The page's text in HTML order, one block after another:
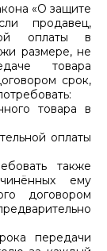
«О защите
продавец,
оплаты в
размере, не
товара
срок,
товара в
оплаты
также
ему
договором
передачи